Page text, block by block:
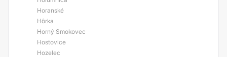
Horanské
Hôrka
Horný Smokovec
Hostovice
Hozelec